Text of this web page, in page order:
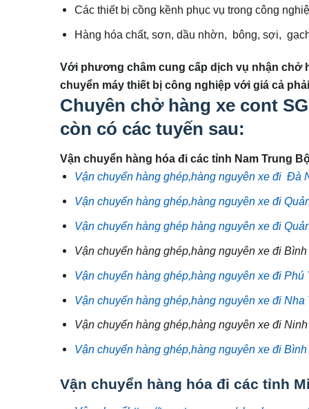
Các thiết bị cồng kềnh phục vụ trong công
Hàng hóa chất, sơn, dầu nhờn, bông, sợi,
Với phương châm cung cấp dịch vụ nhận chở
chuyển máy thiết bị công nghiệp với giá cả
Chuyên chở hàng xe cont
còn có các tuyến sau:
Vận chuyển hàng hóa đi các tỉnh Nam Trung
Vận chuyển hàng ghép,hàng nguyên xe đi Đà
Vận chuyển hàng ghép,hàng nguyên xe đi
Vận chuyển hàng ghép hàng nguyên xe đi
Vận chuyển hàng ghép,hàng nguyên xe đi
Vận chuyển hàng ghép,hàng nguyên xe đi Phú
Vận chuyển hàng ghép,hàng nguyên xe đi Nha
Vận chuyển hàng ghép,hàng nguyên xe đi
Vận chuyển hàng ghép,hàng nguyên xe đi
Vận chuyển hàng hóa đi các tỉnh